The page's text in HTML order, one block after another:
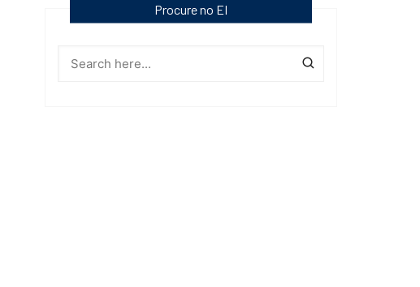
Procure no EI